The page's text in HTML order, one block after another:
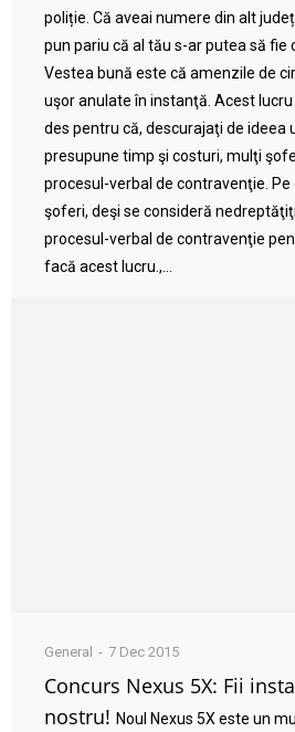
poliție. Că aveai numere din alt
pun pariu că al tău s-ar putea să fie
Vestea bună este că amenzile de
uşor anulate în instanţă. Acest
des pentru că, descurajaţi de ideea
presupune timp şi costuri, mulţi
procesul-verbal de contravenţie.
şoferi, deşi se consideră
procesul-verbal de contravenţie
facă acest lucru.,...
General 7 Dec 2015
Concurs Nexus 5X: Fii
nostru! Noul Nexus 5X este un